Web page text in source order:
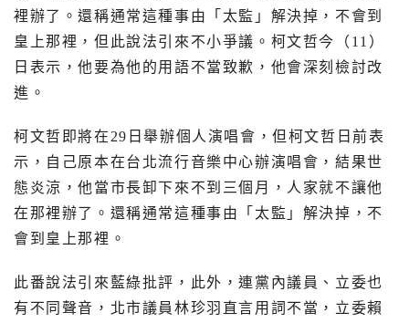
裡辦了。還稱通常這種事由「太監」解決掉，不會到
皇上那裡，但此說法引來不小爭議。柯文哲今（ 11 ）
日表示，他要為他的用語不當致歉，他會深刻檢討改
進。
柯文哲即將在 29 日舉辦個人演唱會，但柯文哲日前表
示，自己原本在台北流行音樂中心辦演唱會，結果世
態炎涼，他當市長卸下來不到三個月，人家就不讓他
在那裡辦了。還稱通常這種事由「太監」解決掉，不
會到皇上那裡。
此番說法引來藍綠批評，此外，連黨內議員、立委也
有不同聲音，北市議員林珍羽直言用詞不當，立委賴